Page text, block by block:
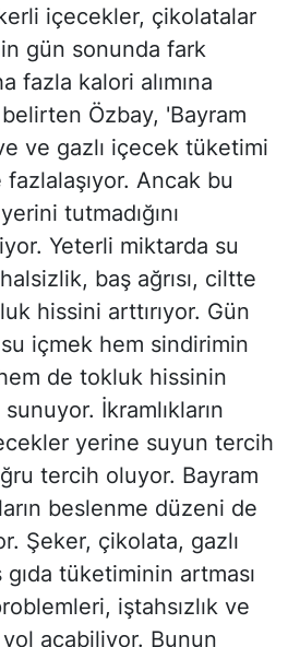
içecekler, çikolatalar
gün sonunda fark
fazla kalori alımına
Özbay, 'Bayram
ve gazlı içecek tüketimi
Ancak bu
tutmadığını
Yeterli miktarda su
baş ağrısı, ciltte
hissini arttırıyor. Gün
içmek hem sindirimin
de tokluk hissinin
İkramlıkların
yerine suyun tercih
tercih oluyor. Bayram
beslenme düzeni de
Şeker, çikolata, gazlı
tüketiminin artması
iştahsızlık ve
açabiliyor. Bunun